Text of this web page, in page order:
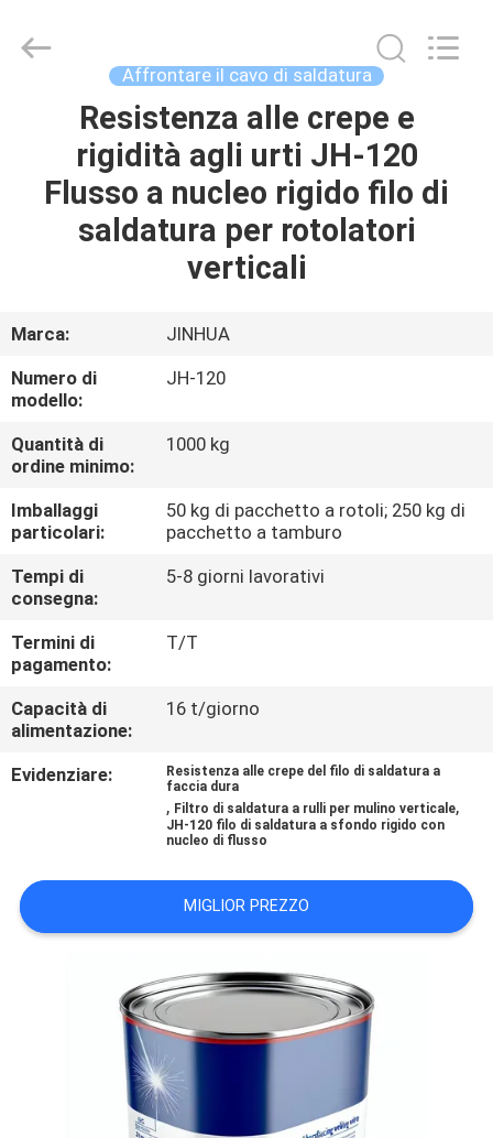
PRODOTTI
GIRO
DELLA
FABBRICA
CONTROLLO
DI
QUALITÀ
CONTATTICI
RICHIEDA
UNA
NOTIZIE
superficie
fornitore.
claddingweldingmachine.com.
Developed
Affrontare il cavo di saldatura
Resistenza alle crepe e
rigidità agli urti JH-120
Flusso a nucleo rigido filo di
saldatura per rotolatori
verticali
Marca:
JINHUA
Numero di
modello:
JH-120
Quantità di
ordine minimo:
1000 kg
Imballaggi
particolari:
50 kg di pacchetto a rotoli; 250 kg di
pacchetto a tamburo
Tempi di
consegna:
5-8 giorni lavorativi
Termini di
pagamento:
T/T
Capacità di
alimentazione:
16 t/giorno
Evidenziare:
Resistenza alle crepe del filo di saldatura a
faccia dura
, Filtro di saldatura a rulli per mulino verticale,
JH-120 filo di saldatura a sfondo rigido con
nucleo di flusso
MIGLIOR PREZZO